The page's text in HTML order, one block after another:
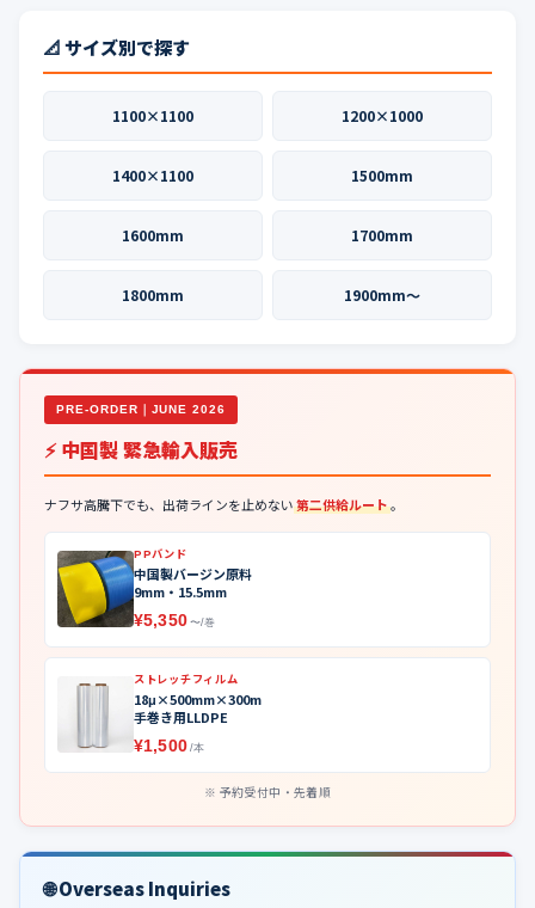
📐 サイズ別で探す
1100×1100 1200×1000
1400×1100 1500mm
1600mm 1700mm
1800mm 1900mm〜
PRE-ORDER｜JUNE 2026
⚡ 中国製 緊急輸入販売
ナフサ高騰下でも、出荷ラインを止めない第二供給ルート。
PPバンド
中国製バージン原料
9mm・15.5mm
¥5,350 〜/巻
ストレッチフィルム
18μ×500mm×300m
手巻き用LLDPE
¥1,500 /本
予約受付中・先着順
🌐 Overseas Inquiries